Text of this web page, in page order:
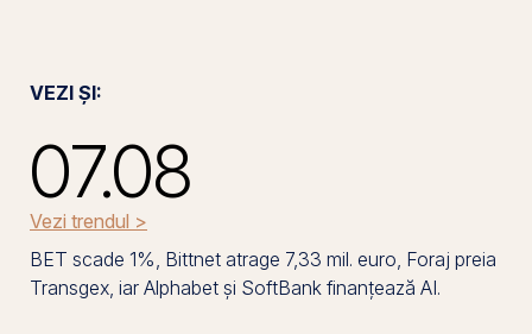
VEZI ȘI:
07.08
Vezi trendul >
BET scade 1%, Bittnet atrage 7,33 mil. euro, Foraj preia
Transgex, iar Alphabet și SoftBank finanțează AI.